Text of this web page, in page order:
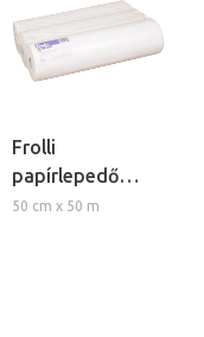
Frolli
papírlepedő
tekercs 50, 3db
50 cm x 50 m